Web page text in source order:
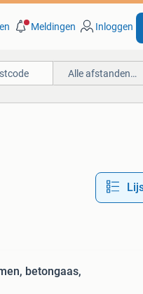
Meldingen Inloggen
Alle afstanden…
betongaas,